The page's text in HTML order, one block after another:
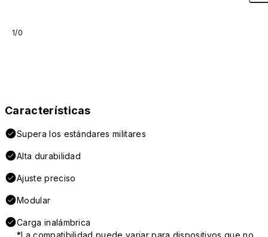
1/0
Características
Supera los estándares militares
Alta durabilidad
Ajuste preciso
Modular
Carga inalámbrica
*La compatibilidad puede variar para dispositivos que no